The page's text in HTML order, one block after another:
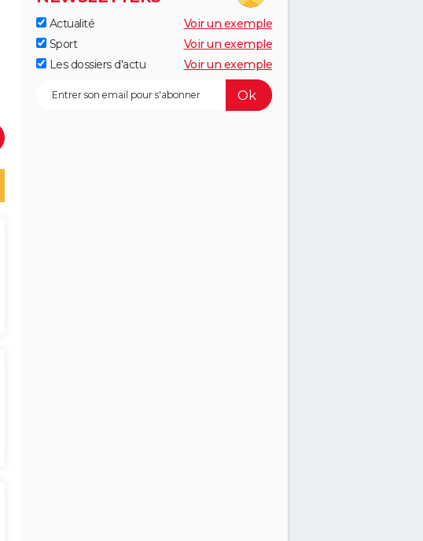
Actualité
Voir un exemple
Sport
Voir un exemple
Les dossiers d'actu
Voir un exemple